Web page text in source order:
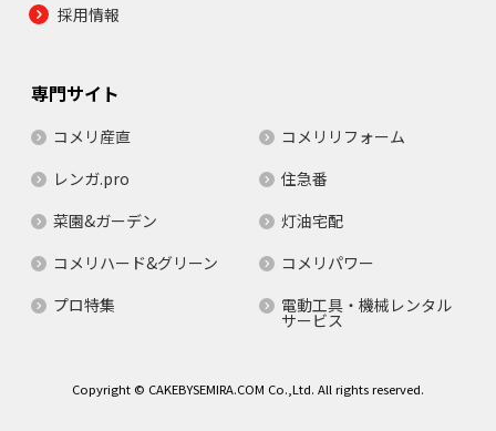
採用情報
専門サイト
コメリ産直
コメリリフォーム
レンガ.pro
住急番
菜園&ガーデン
灯油宅配
コメリハード&グリーン
コメリパワー
プロ特集
電動工具・機械レンタル
サービス
Copyright © CAKEBYSEMIRA.COM Co.,Ltd. All rights reserved.